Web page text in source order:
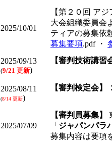
2025/10/01
【第２０回 ア
大会組織委員会
ティアの募集依
募集要項.pdf ・
2025/09/13
(9/21 更新)
【審判技術講習
2025/08/11
(8/14 更新)
【審判検定会】
2025/07/09
【審判員募集】
「 ジャパンパラ
募集内容は要項